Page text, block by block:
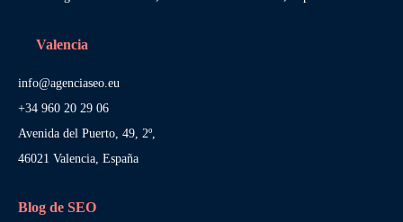
Valencia
info@agenciaseo.eu
+34 960 20 29 06
Avenida del Puerto, 49, 2º,
46021 Valencia, España
Blog de SEO